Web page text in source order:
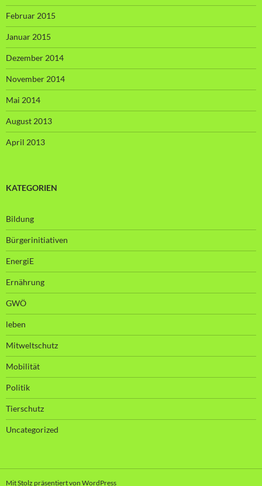
Februar 2015
Januar 2015
Dezember 2014
November 2014
Mai 2014
August 2013
April 2013
KATEGORIEN
Bildung
Bürgerinitiativen
EnergiE
Ernährung
GWÖ
leben
Mitweltschutz
Mobilität
Politik
Tierschutz
Uncategorized
Mit Stolz präsentiert von WordPress